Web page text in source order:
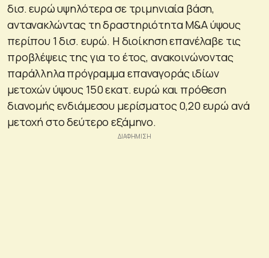
δισ. ευρώ υψηλότερα σε τριμηνιαία βάση,
αντανακλώντας τη δραστηριότητα M&A ύψους
περίπου 1 δισ. ευρώ. Η διοίκηση επανέλαβε τις
προβλέψεις της για το έτος, ανακοινώνοντας
παράλληλα πρόγραμμα επαναγοράς ιδίων
μετοχών ύψους 150 εκατ. ευρώ και πρόθεση
διανομής ενδιάμεσου μερίσματος 0,20 ευρώ ανά
μετοχή στο δεύτερο εξάμηνο.